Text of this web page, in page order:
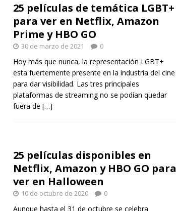
25 películas de temática LGBT+
para ver en Netflix, Amazon
Prime y HBO GO
30 de marzo de 2021 0
Hoy más que nunca, la representación LGBT+
esta fuertemente presente en la industria del cine
para dar visibilidad. Las tres principales
plataformas de streaming no se podían quedar
fuera de […]
25 películas disponibles en
Netflix, Amazon y HBO GO para
ver en Halloween
10 de octubre de 2020 0
Aunque hasta el 31 de octubre se celebra